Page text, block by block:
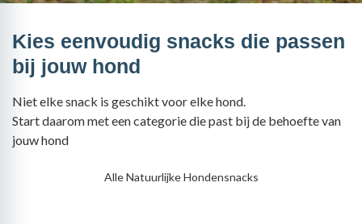
Kies eenvoudig snacks die passen
bij jouw hond
Niet elke snack is geschikt voor elke hond.
Start daarom met een categorie die past bij de behoefte van
jouw hond
Alle Natuurlijke Hondensnacks